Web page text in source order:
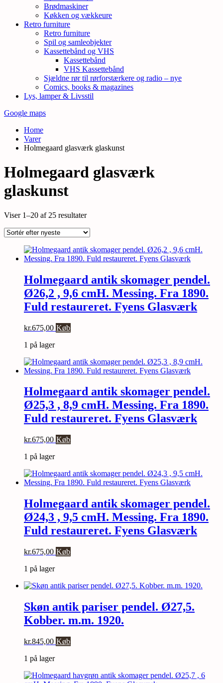
Brødmaskiner
Køkken og vækkeure
Retro furniture
Retro furniture
Spil og samleobjekter
Kassettebånd og VHS
Kassettebånd
VHS Kassettebånd
Sjældne rør til rørforstærkere og radio – nye
Comics, books & magazines
Lys, lamper & Livsstil
Google maps
Home
Varer
Holmegaard glasværk glaskunst
Holmegaard glasværk
glaskunst
Viser 1–20 af 25 resultaterSorteret
seneste
Holmegaard antik skomager pendel.
Ø26,2 , 9,6 cmH. Messing. Fra 1890.
Fuld restaureret. Fyens Glasværk
kr.675,00 Køb
1 på lager
Holmegaard antik skomager pendel.
Ø25,3 , 8,9 cmH. Messing. Fra 1890.
Fuld restaureret. Fyens Glasværk
kr.675,00 Køb
1 på lager
Holmegaard antik skomager pendel.
Ø24,3 , 9,5 cmH. Messing. Fra 1890.
Fuld restaureret. Fyens Glasværk
kr.675,00 Køb
1 på lager
Skøn antik pariser pendel. Ø27,5.
Kobber. m.m. 1920.
kr.845,00 Køb
1 på lager